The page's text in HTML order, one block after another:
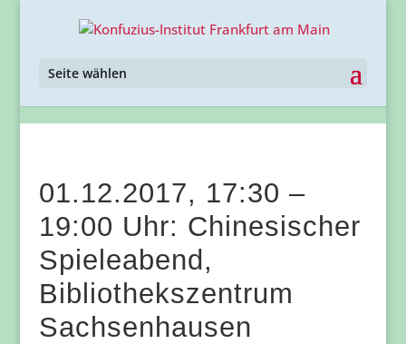
Seite wählen
01.12.2017, 17:30 –
19:00 Uhr: Chinesischer
Spieleabend,
Bibliothekszentrum
Sachsenhausen